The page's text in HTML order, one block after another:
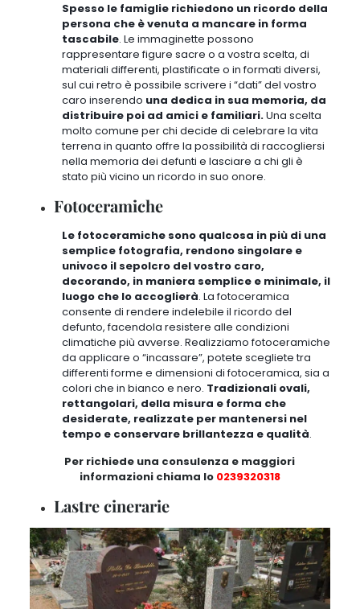
Spesso le famiglie richiedono un ricordo della
persona che è venuta a mancare in forma
tascabile. Le immaginette possono
rappresentare figure sacre o a vostra scelta, di
materiali differenti, plastificate o in formati diversi,
sul cui retro è possibile scrivere i “dati” del vostro
caro inserendo una dedica in sua memoria, da
distribuire poi ad amici e familiari.Una scelta
molto comune per chi decide di celebrare la vita
terrena in quanto offre la possibilità di raccogliersi
nella memoria dei defunti e lasciare a chi gli è
stato più vicino un ricordo in suo onore.
Fotoceramiche
Le fotoceramiche sono qualcosa in più di una
semplice fotografia, rendono singolare e
univoco il sepolcro del vostro caro,
decorando, in maniera semplice e minimale, il
luogo che lo accoglierà. La fotoceramica
consente di rendere indelebile il ricordo del
defunto, facendola resistere alle condizioni
climatiche più avverse. Realizziamo fotoceramiche
da applicare o “incassare”, potete scegliete tra
differenti forme e dimensioni di fotoceramica, sia a
colori che in bianco e nero. Tradizionali ovali,
rettangolari, della misura e forma che
desiderate, realizzate per mantenersi nel
tempo e conservare brillantezza e qualità.
Per richiede una consulenza e maggiori
informazioni chiama lo 0239320318
Lastre cinerarie